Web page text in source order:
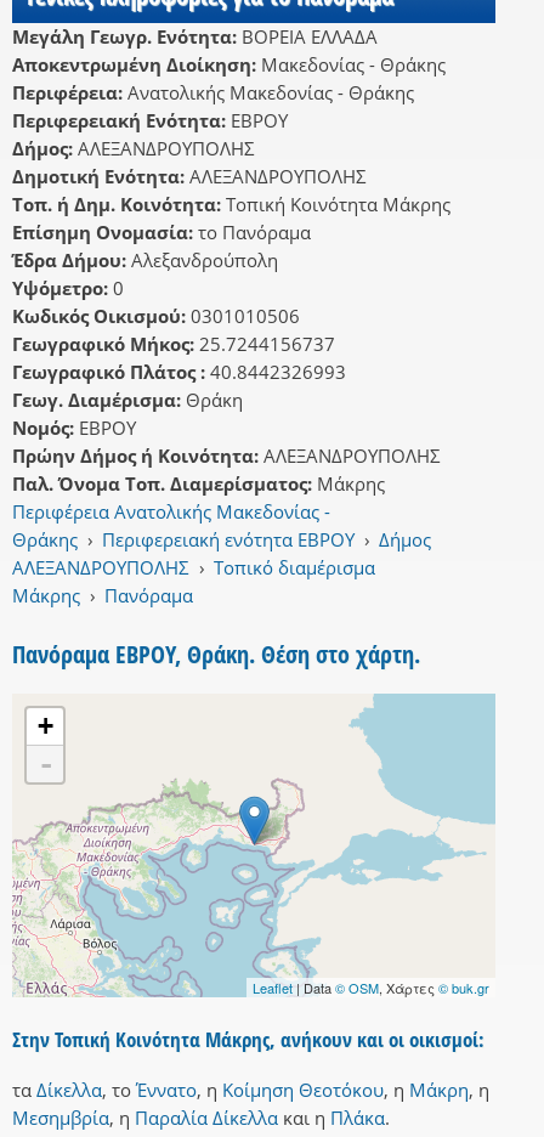
Μεγάλη Γεωγρ. Ενότητα: ΒΟΡΕΙΑ ΕΛΛΑΔΑ
Αποκεντρωμένη Διοίκηση: Μακεδονίας - Θράκης
Περιφέρεια: Ανατολικής Μακεδονίας - Θράκης
Περιφερειακή Ενότητα: ΕΒΡΟΥ
Δήμος: ΑΛΕΞΑΝΔΡΟΥΠΟΛΗΣ
Δημοτική Ενότητα: ΑΛΕΞΑΝΔΡΟΥΠΟΛΗΣ
Τοπ. ή Δημ. Κοινότητα: Τοπική Κοινότητα Μάκρης
Επίσημη Ονομασία: το Πανόραμα
Έδρα Δήμου: Αλεξανδρούπολη
Υψόμετρο: 0
Κωδικός Οικισμού: 0301010506
Γεωγραφικό Μήκος: 25.7244156737
Γεωγραφικό Πλάτος : 40.8442326993
Γεωγ. Διαμέρισμα: Θράκη
Νομός: ΕΒΡΟΥ
Πρώην Δήμος ή Κοινότητα: ΑΛΕΞΑΝΔΡΟΥΠΟΛΗΣ
Παλ. Όνομα Τοπ. Διαμερίσματος: Μάκρης
Περιφέρεια Ανατολικής Μακεδονίας -
Θράκης › Περιφερειακή ενότητα ΕΒΡΟΥ › Δήμος
ΑΛΕΞΑΝΔΡΟΥΠΟΛΗΣ › Τοπικό διαμέρισμα
Μάκρης › Πανόραμα
Πανόραμα ΕΒΡΟΥ, Θράκη. Θέση στο χάρτη.
+
-
Leaflet | Data© OSM, Χάρτες © buk.gr
Στην Τοπική Κοινότητα Μάκρης, ανήκουν και οι οικισμοί:
τα Δίκελλα, το Έννατο, η Κοίμηση Θεοτόκου, η Μάκρη, η
Μεσημβρία, η Παραλία Δίκελλα και η Πλάκα.